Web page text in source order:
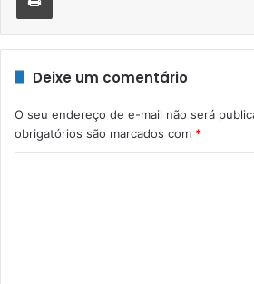
Deixe um comentário
O seu endereço de e-mail não será
obrigatórios são marcados com *